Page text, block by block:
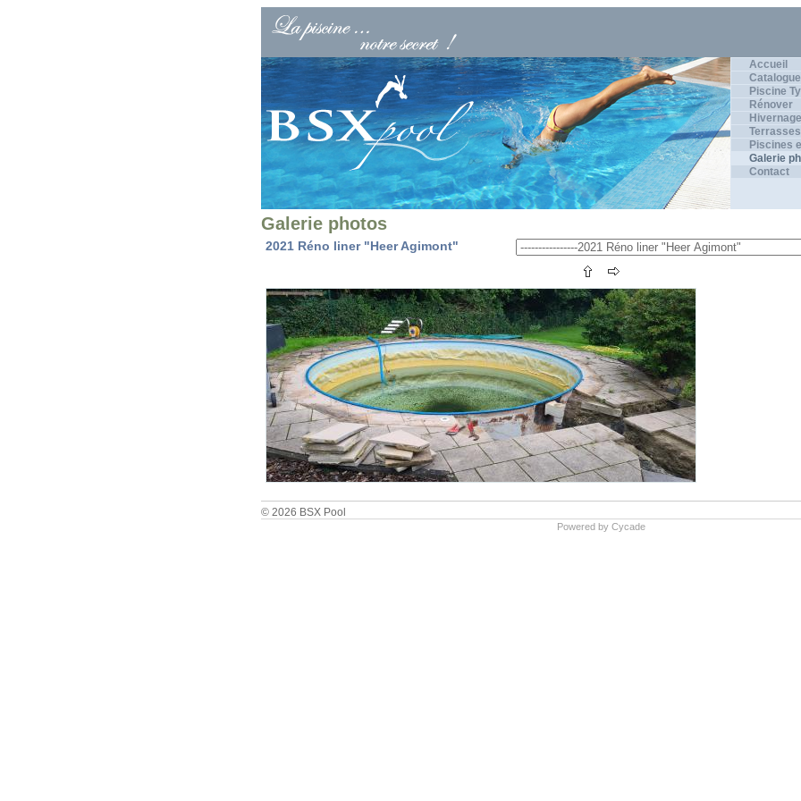
Accueil
Piscine
Rénover
Terrasses
Piscines
Galerie
Contact
Galerie photos
2021 Réno liner "Heer Agimont"
© 2026 BSX Pool
Powered by Cycade